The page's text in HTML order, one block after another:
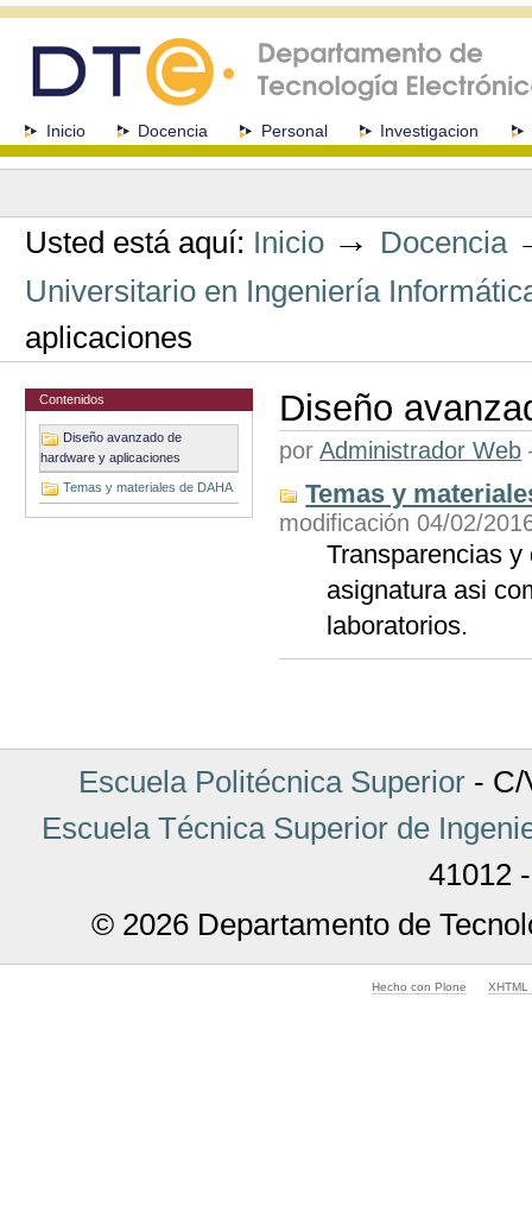
navegación
SeccionesInicio Docencia Personal Investigacion
Herramientas
Usted está aquí: Inicio → Docencia
Universitario en Ingeniería
aplicaciones
Contenidos
Diseño avanzado de
hardware y aplicaciones
Temas y materiales de DAHA
Diseño
porAdministrador Web
Temas y
modificación 04/02/
Transparencias
asignatura asi
laboratorios.
Escuela Politécnica Superior- C/
Escuela Técnica Superior de
41012
© 2026 Departamento de
Hecho con Plone XHTML